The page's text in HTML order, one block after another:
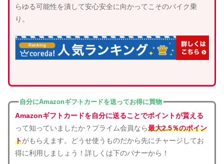
らゆる可能性を潰して安心安全に向かってこそのバイク乗
り。
自分にAmazonギフトカードを送ってお得に買物
Amazonギフトカードを自分に送ることでポイントが貰える
って知っていましたか？プライム会員なら最大2.5％のポイン
トがもらえます。どうせ使うものだから先にチャージしてお
得に利用しましょう！詳しくは下のバナーから！